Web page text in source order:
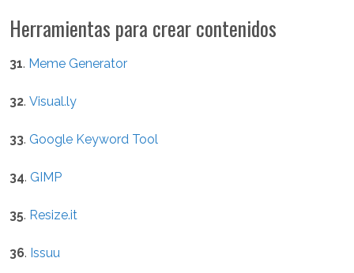
Herramientas para crear contenidos
31. Meme Generator
32. Visual.ly
33. Google Keyword Tool
34. GIMP
35. Resize.it
36. Issuu